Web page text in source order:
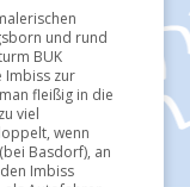
und rund
BUK
Imbiss zur
fleißig in die
viel
wenn
Basdorf), an
Imbiss